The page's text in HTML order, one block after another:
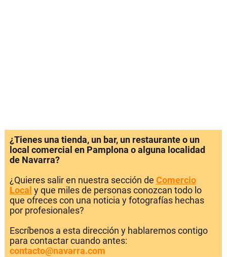
¿Tienes una tienda, un bar, un restaurante o un
local comercial en Pamplona o alguna localidad
de Navarra?
¿Quieres salir en nuestra sección de Comercio
Local y que miles de personas conozcan todo lo
que ofreces con una noticia y fotografías hechas
por profesionales?
Escríbenos a esta dirección y hablaremos contigo
para contactar cuando antes:
contacto@navarra.com